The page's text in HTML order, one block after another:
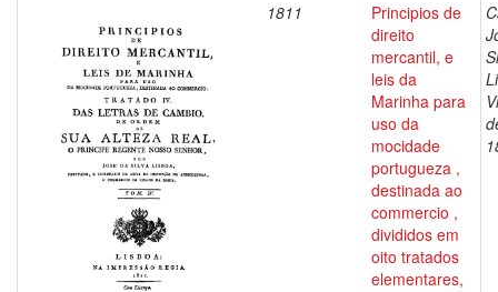
1811
Principios de
direito
mercantil, e
leis da
Marinha para
uso da
mocidade
portugueza ,
destinada ao
commercio ,
divididos em
oito tratados
elementares,